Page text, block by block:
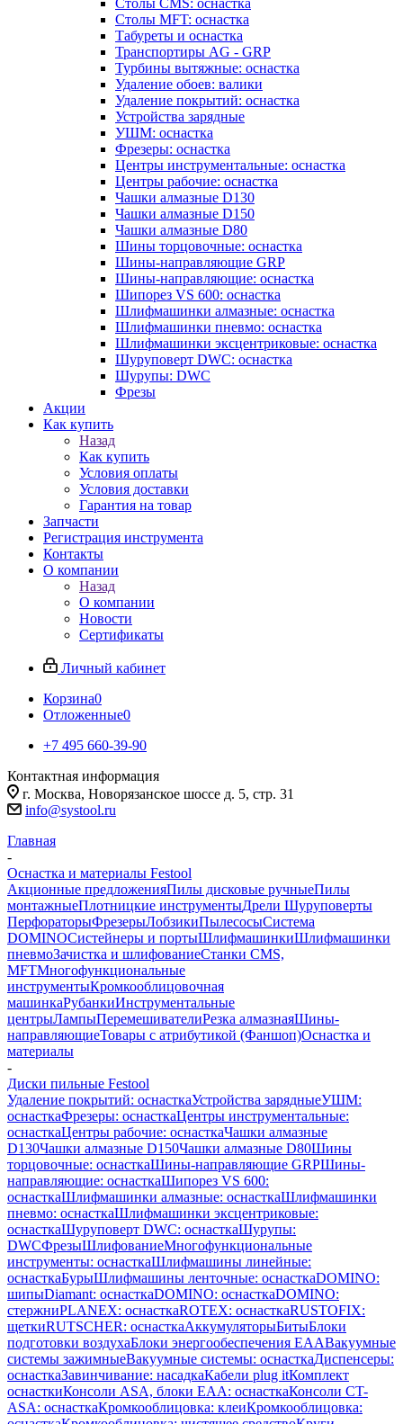
Столы CMS: оснастка
Столы MFT: оснастка
Табуреты и оснастка
Транспортиры AG - GRP
Турбины вытяжные: оснастка
Удаление обоев: валики
Удаление покрытий: оснастка
Устройства зарядные
УШМ: оснастка
Фрезеры: оснастка
Центры инструментальные: оснастка
Центры рабочие: оснастка
Чашки алмазные D130
Чашки алмазные D150
Чашки алмазные D80
Шины торцовочные: оснастка
Шины-направляющие GRP
Шины-направляющие: оснастка
Шипорез VS 600: оснастка
Шлифмашинки алмазные: оснастка
Шлифмашинки пневмо: оснастка
Шлифмашинки эксцентриковые: оснастка
Шуруповерт DWC: оснастка
Шурупы: DWC
Фрезы
Акции
Как купить
Назад
Как купить
Условия оплаты
Условия доставки
Гарантия на товар
Запчасти
Регистрация инструмента
Контакты
О компании
Назад
О компании
Новости
Сертификаты
Личный кабинет
Корзина0
Отложенные0
+7 495 660-39-90
Контактная информация
г. Москва, Новорязанское шоссе д. 5, стр. 31
info@systool.ru
Главная
-
Оснастка и материалы Festool
Акционные предложенияПилы дисковые ручныеПилы
монтажныеПлотницкие инструментыДрели Шуруповерты
ПерфораторыФрезерыЛобзикиПылесосыСистема
DOMINOСистейнеры и портыШлифмашинкиШлифмашинки
пневмоЗачистка и шлифованиеСтанки CMS,
MFTМногофункциональные
инструментыКромкооблицовочная
машинкаРубанкиИнструментальные
центрыЛампыПеремешивателиРезка алмазнаяШины-
направляющиеТовары с атрибутикой (Фаншоп)Оснастка и
материалы
-
Диски пильные Festool
Удаление покрытий: оснасткаУстройства зарядныеУШМ:
оснасткаФрезеры: оснасткаЦентры инструментальные:
оснасткаЦентры рабочие: оснасткаЧашки алмазные
D130Чашки алмазные D150Чашки алмазные D80Шины
торцовочные: оснасткаШины-направляющие GRPШины-
направляющие: оснасткаШипорез VS 600:
оснасткаШлифмашинки алмазные: оснасткаШлифмашинки
пневмо: оснасткаШлифмашинки эксцентриковые:
оснасткаШуруповерт DWC: оснасткаШурупы:
DWCФрезыШлифованиеМногофункциональные
инструменты: оснасткаШлифмашины линейные:
оснасткаБурыШлифмашины ленточные: оснасткаDOMINO:
шипыDiamant: оснасткаDOMINO: оснасткаDOMINO:
стержниPLANEX: оснасткаROTEX: оснасткаRUSTOFIX:
щеткиRUTSCHER: оснасткаАккумуляторыБитыБлоки
подготовки воздухаБлоки энергообеспечения EAAВакуумные
системы зажимныеВакуумные системы: оснасткаДиспенсеры:
оснасткаЗавинчивание: насадкаКабели plug itКомплект
оснасткиКонсоли ASA, блоки EAA: оснасткаКонсоли CT-
ASA: оснасткаКромкооблицовка: клеиКромкооблицовка: